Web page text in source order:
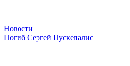
Новости
Погиб Сергей Пускепалис